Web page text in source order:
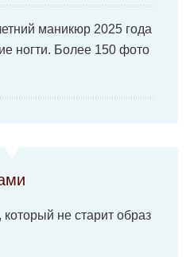
маникюр 2025 года
ногти. Более 150 фото
который не старит образ